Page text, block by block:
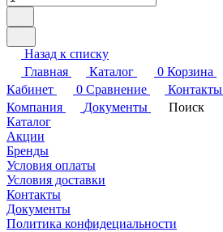
Назад к списку
Главная
Каталог 0 Корзина
Кабинет
0 Сравнение Контакты
Компания
Документы
Поиск
Каталог
Акции
Бренды
Условия оплаты
Условия доставки
Контакты
Документы
Политика конфидециальности